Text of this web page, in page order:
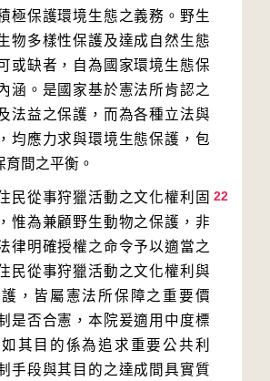
極保護環境生態之義務。野生
物多樣性保護及達成自然生態
或缺者，自為國家環境生態保
涵。是國家基於憲法所肯認之
法益之保護，而為各種立法與
均應力求與環境生態保護，包
22
從事狩獵活動之文化權利固
惟為兼顧野生動物之保護，非
律明確授權之命令予以適當之
民從事狩獵活動之文化權利與
，皆屬憲法所保障之重要價
是否合憲，本院爰適用中度標
其目的係為追求重要公共利
手段與其目的之達成間具實質